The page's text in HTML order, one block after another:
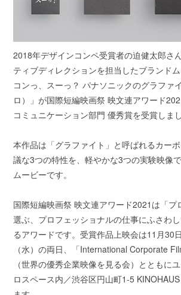
2018年デザインコンペ受賞者の迫健太郎さ
ティブディレクションを担当したブランドム
コンっ、スーっ？ パナソニックのグラファ
ロ）」が国際短編映画祭 映文連アワード
コミュニケーション部門 優秀賞を受賞しまし
本作品は「グラファイト」と呼ばれるカー
議な3つの特性を、軽やかな3つの実験映像
ムービーです。
国際短編映画祭 映文連アワード2021は「プ
選ぶ、プロフェッショナルの仕事にふさわ
るアワードです。受賞作品上映会は11月30
（水）の両日、「International Corporate
（世界の優秀企業映像を見る会）とともに
ロスペース内／渋谷区円山町1-5